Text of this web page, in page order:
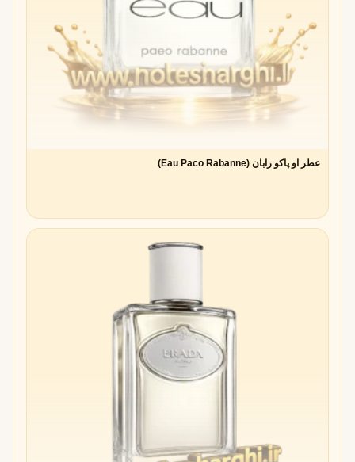
عطر او پاکو رابان (Eau Paco Rabanne)